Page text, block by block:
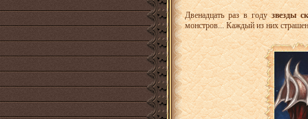
Двенадцать раз в годузвезды
монстров... Каждый из них